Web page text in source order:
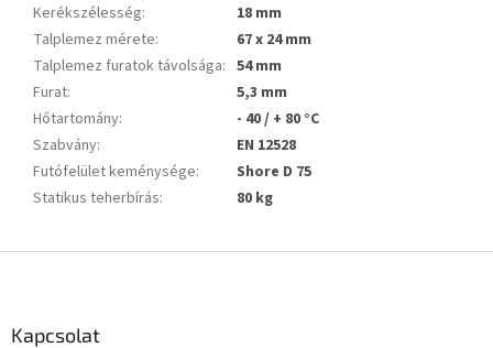
Kerékszélesség:
18 mm
Talplemez mérete:
67 x 24 mm
Talplemez furatok távolsága: 54 mm
Furat:
5,3 mm
Hőtartomány:
- 40 / + 80 °C
Szabvány:
EN 12528
Futófelület keménysége:
Shore D 75
Statikus teherbírás: 80 kg
Kapcsolat